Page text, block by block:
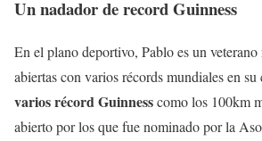
Un nadador de record Guinness
En el plano deportivo, Pablo es un veterano
abiertas con varios récords mundiales en
varios récord Guinnesscomo los 100km
abierto por los que fue nominado por la